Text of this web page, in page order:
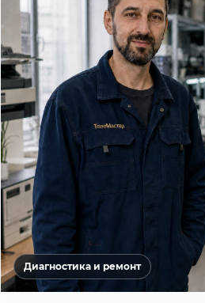
Диагностика и ремонт